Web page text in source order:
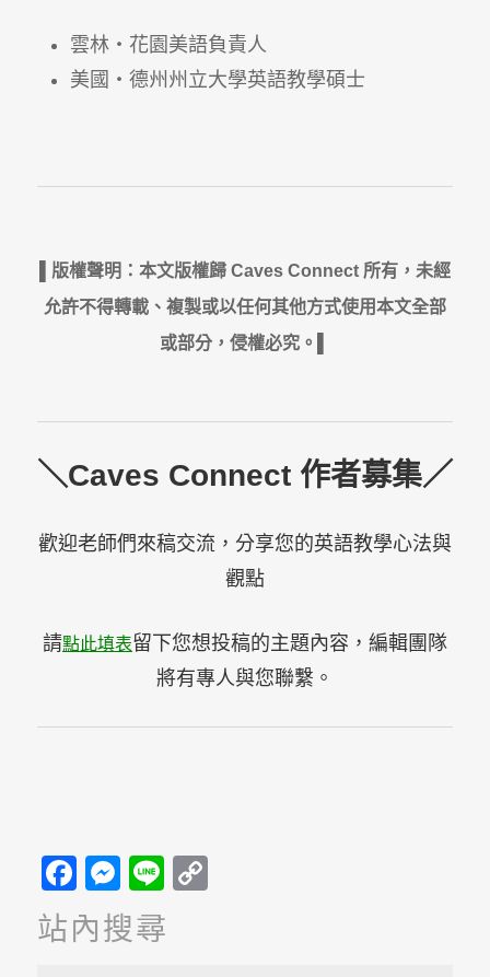
雲林・花園美語負責人
美國・德州州立大學英語教學碩士
▌版權聲明：本文版權歸 Caves Connect 所有，未經
允許不得轉載、複製或以任何其他方式使用本文全部
或部分，侵權必究。▌
＼Caves Connect 作者募集／
歡迎老師們來稿交流，分享您的英語教學心法與
觀點
請點此填表留下您想投稿的主題內容，編輯團隊
將有專人與您聯繫。
Facebook
Messenger
Line
站內搜尋